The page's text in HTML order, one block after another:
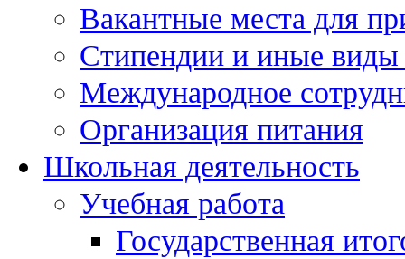
Вакантные места для
Стипендии и иные виды
Международное
Организация питания
Школьная деятельность
Учебная работа
Государственная